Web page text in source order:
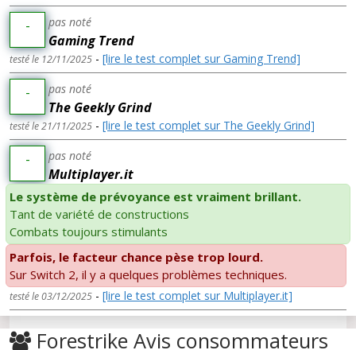
- pas noté
Gaming Trend
testé le 12/11/2025 - [lire le test complet sur Gaming Trend]
- pas noté
The Geekly Grind
testé le 21/11/2025 - [lire le test complet sur The Geekly Grind]
- pas noté
Multiplayer.it
Le système de prévoyance est vraiment brillant.
Tant de variété de constructions
Combats toujours stimulants
Parfois, le facteur chance pèse trop lourd.
Sur Switch 2, il y a quelques problèmes techniques.
testé le 03/12/2025 - [lire le test complet sur Multiplayer.it]
Forestrike Avis consommateurs